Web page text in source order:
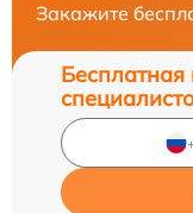
Закажите
Бесплатная